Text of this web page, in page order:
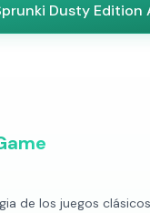
Dusty Edition
de los juegos